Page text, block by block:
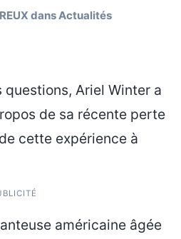
dansActualités
Ariel Winter a
de sa récente perte
cette expérience à
américaine âgée